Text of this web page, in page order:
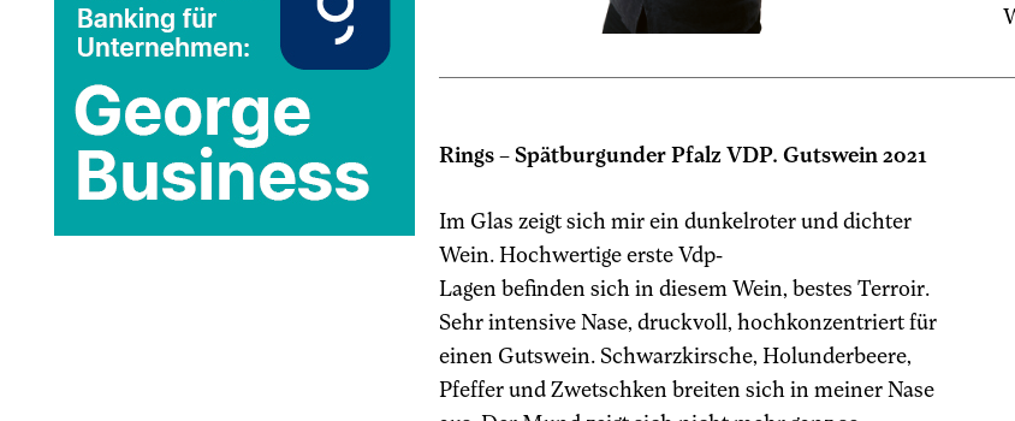
Rings – Spätburgunder Pfalz VDP. Gutswein 2021
Im Glas zeigt sich mir ein dunkelroter und dichter
Wein. Hochwertige erste Vdp-
Lagen befinden sich in diesem Wein, bestes Terroir.
Sehr intensive Nase, druckvoll, hochkonzentriert für
einen Gutswein. Schwarzkirsche, Holunderbeere,
Pfeffer und Zwetschken breiten sich in meiner Nase